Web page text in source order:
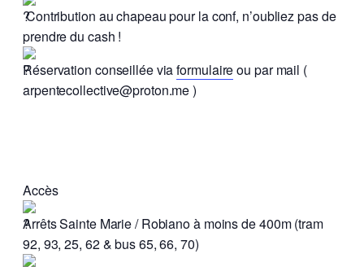
Contribution au chapeau pour la conf, n’oubliez pas de
prendre du cash !
Réservation conseillée viaformulaireou par mail (
arpentecollective@proton.me )
Accès
Arrêts Sainte Marie / Robiano à moins de 400m (tram
92, 93, 25, 62 & bus 65, 66, 70)